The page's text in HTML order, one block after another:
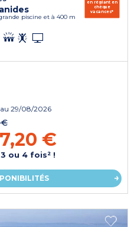
piscine et à 400 m
en réglant en
chèque
vacances*
au 29/08/2026
€
€
ou 4 fois² !